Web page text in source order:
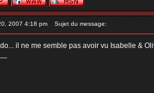
2007 4:18 pm Sujet du message:
il ne me semble pas avoir vu Isabelle &